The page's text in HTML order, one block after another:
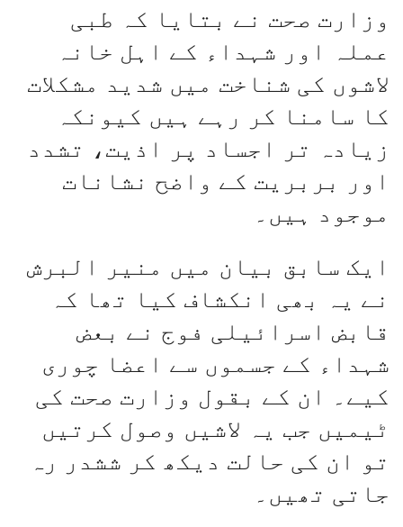
وزارت صحت نے بتایا کہ طبی
عملہ اور شہداء کے اہل خانہ
لاشوں کی شناخت میں شدید مشکلات
کا سامنا کر رہے ہیں کیونکہ
زیادہ تر اجساد پر اذیت، تشدد
اور بربریت کے واضح نشانات
موجود ہیں۔
ایک سابق بیان میں منیر البرش
نے یہ بھی انکشاف کیا تھا کہ
قابض اسرائیلی فوج نے بعض
شہداء کے جسموں سے اعضا چوری
کیے۔ ان کے بقول وزارت صحت کی
ٹیمیں جب یہ لاشیں وصول کرتیں
تو ان کی حالت دیکھ کر ششدر رہ
جاتی تھیں۔